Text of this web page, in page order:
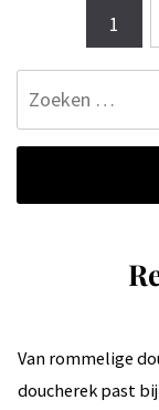
Berichten
1
Van rommelige
doucherek past